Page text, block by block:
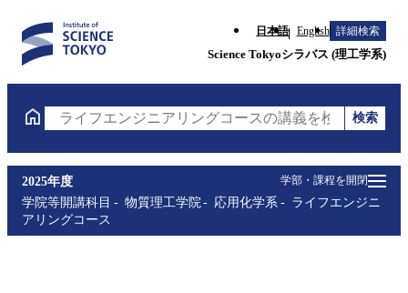
日本語 English 詳細検索
Science Tokyoシラバス (理工学系)
ライフエンジニアリングコースの講義を検索（講義
検索
学部・課程を開閉
2025年度
学院等開講科目
物質理工学院 応用化学系
ライフエンジニ
アリングコース